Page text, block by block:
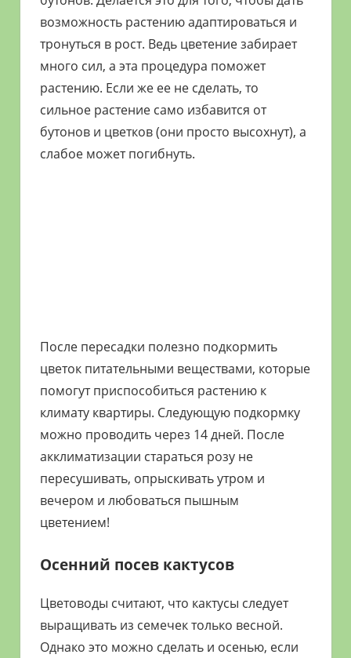
возможность растению адаптироваться и
тронуться в рост. Ведь цветение забирает
много сил, а эта процедура поможет
растению. Если же ее не сделать, то
сильное растение само избавится от
бутонов и цветков (они просто высохнут), а
слабое может погибнуть.
После пересадки полезно подкормить
цветок питательными веществами, которые
помогут приспособиться растению к
климату квартиры. Следующую подкормку
можно проводить через 14 дней. После
акклиматизации стараться розу не
пересушивать, опрыскивать утром и
вечером и любоваться пышным
цветением!
Осенний посев кактусов
Цветоводы считают, что кактусы следует
выращивать из семечек только весной.
Однако это можно сделать и осенью, если